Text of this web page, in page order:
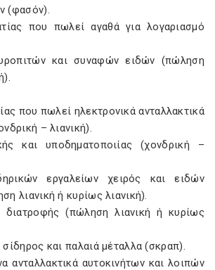
(φασόν).
που πωλεί αγαθά για λογαριασμό
και συναφών ειδών (πώληση
που πωλεί ηλεκτρονικά ανταλλακτικά
– λιανική).
και υποδηματοποιίας (χονδρική –
εργαλείων χειρός και ειδών
λιανική ή κυρίως λιανική).
διατροφής (πώληση λιανική ή κυρίως
και παλαιά μέταλλα (σκραπ).
ανταλλακτικά αυτοκινήτων και λοιπών